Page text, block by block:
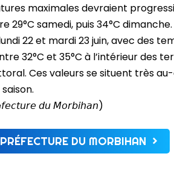
maximales devraient
29°C samedi, puis 34°C
22 et mardi 23 juin, avec des
32°C et 35°C à l’intérieur des
Ces valeurs se situent très
𝘥𝘶 𝘔𝘰𝘳𝘣𝘪𝘩𝘢𝘯)
DU MORBIHAN